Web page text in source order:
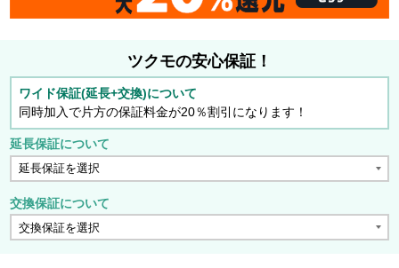
ツクモの安心保証！
ワイド保証(延長+交換)について
同時加入で片方の保証料金が20％割引になります！
延長保証について
交換保証について